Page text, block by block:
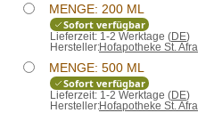
MENGE: 200 ML
Sofort verfügbar
Lieferzeit: 1-2 Werktage (DE)
Hersteller:Hofapotheke St. Afra
MENGE: 500 ML
Sofort verfügbar
Lieferzeit: 1-2 Werktage (DE)
Hersteller:Hofapotheke St. Afra